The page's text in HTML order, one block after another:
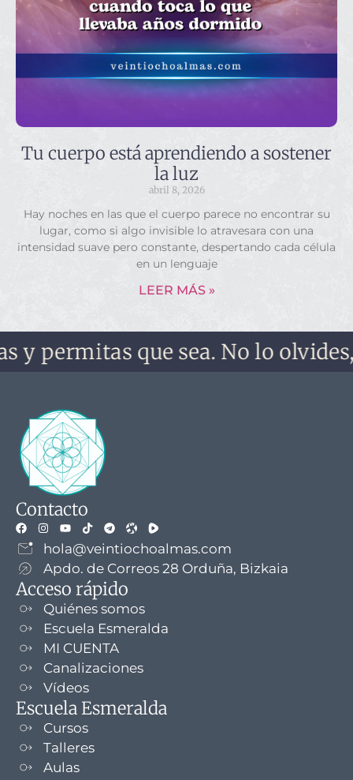
Tu cuerpo está aprendiendo a sostener
la luz
abril 8, 2026
Hay noches en las que el cuerpo parece no encontrar su
lugar, como si algo invisible lo atravesara con una
intensidad suave pero constante, despertando cada célula
en un lenguaje
LEER MÁS »
que sea. No lo olvides, no te
Contacto
hola@veintiochoalmas.com
Apdo. de Correos 28 Orduña, Bizkaia
Acceso rápido
Quiénes somos
Escuela Esmeralda
MI CUENTA
Canalizaciones
Vídeos
Escuela Esmeralda
Cursos
Talleres
Aulas